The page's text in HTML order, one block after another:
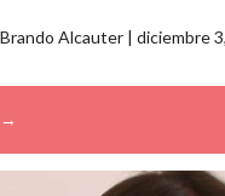
Brando Alcauter | diciembre
→